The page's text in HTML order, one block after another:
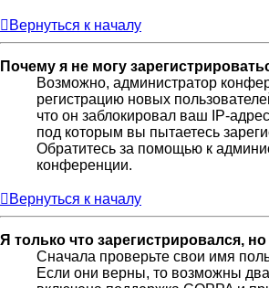
Вернуться к началу
Почему я не могу
Возможно, администратор
регистрацию новых
что он заблокировал ваш IP-
под которым вы пытаетесь
Обратитесь за помощью к
конференции.
Вернуться к началу
Я только что зарегистрировался,
Сначала проверьте свои имя
Если они верны, то возможны